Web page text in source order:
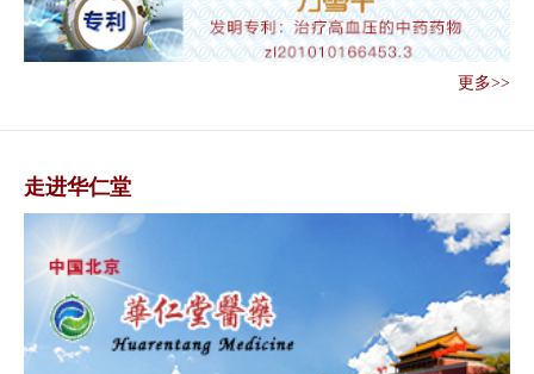
关于做好2019年全国基层中医药
工作先进...
关于开展三级中医医院对口帮扶
公立 中医医院...
关于启动2019年全国三级公立医
院绩效考...
更多>>
走进华仁堂